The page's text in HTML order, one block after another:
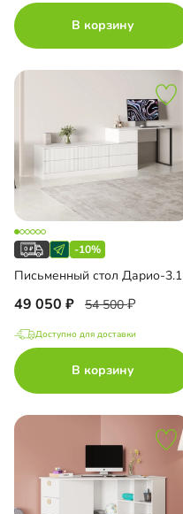
В корзину
-10%
Письменный стол Дарио-3.1
49 050 54 500
Доступно для доставки
В корзину